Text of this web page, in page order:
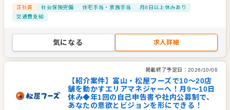
正社員 社会保険完備 住宅手当・家族手当
月8日以上休みあり
交通費支給
気になる 求人詳細
掲載終了予定日： 2026/10/06
【紹介案件】富山・松屋フーズで10〜20店
舗を動かすエリアマネジャーへ！月9～10日
休み◆年1回の自己申告書や社内公募制で、
あなたの意欲とビジョンを形にできる！